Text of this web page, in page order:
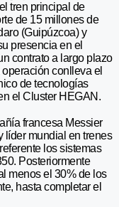
tren principal de
de 15 millones de
(Guipúzcoa) y
presencia en el
contrato a largo plazo
conlleva el
de tecnologías
el Cluster HEGAN.
francesa Messier
líder mundial en trenes
los sistemas
Posteriormente
menos el 30% de los
hasta completar el